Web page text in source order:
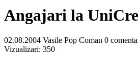
Angajari la
02.08.2004 Vasile Pop Coman 0
Vizualizari: 350